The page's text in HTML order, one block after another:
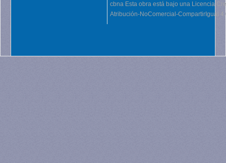
cbna Esta obra está bajo una Licencia
Atribución-NoComercial-CompartirIgual